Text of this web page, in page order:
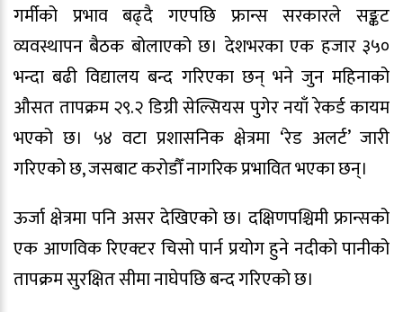
गर्मीको प्रभाव बढ्दै गएपछि फ्रान्स सरकारले सङ्कट
व्यवस्थापन बैठक बोलाएको छ। देशभरका एक हजार ३५०
भन्दा बढी विद्यालय बन्द गरिएका छन् भने जुन महिनाको
औसत तापक्रम २९.२ डिग्री सेल्सियस पुगेर नयाँ रेकर्ड कायम
भएको छ। ५४ वटा प्रशासनिक क्षेत्रमा ‘रेड अलर्ट’ जारी
गरिएको छ, जसबाट करोडौँ नागरिक प्रभावित भएका छन्।
ऊर्जा क्षेत्रमा पनि असर देखिएको छ। दक्षिणपश्चिमी फ्रान्सको
एक आणविक रिएक्टर चिसो पार्न प्रयोग हुने नदीको पानीको
तापक्रम सुरक्षित सीमा नाघेपछि बन्द गरिएको छ।